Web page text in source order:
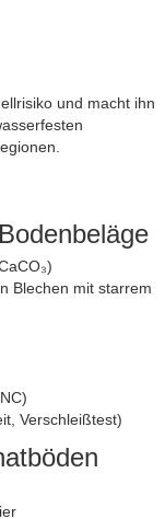
und macht ihn
Blechen mit starrem
Verschleißtest)